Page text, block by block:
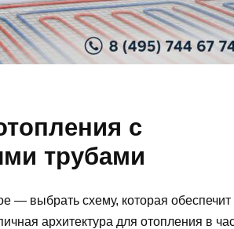
с
трубами
— выбрать схему, которая
архитектура для отопления в